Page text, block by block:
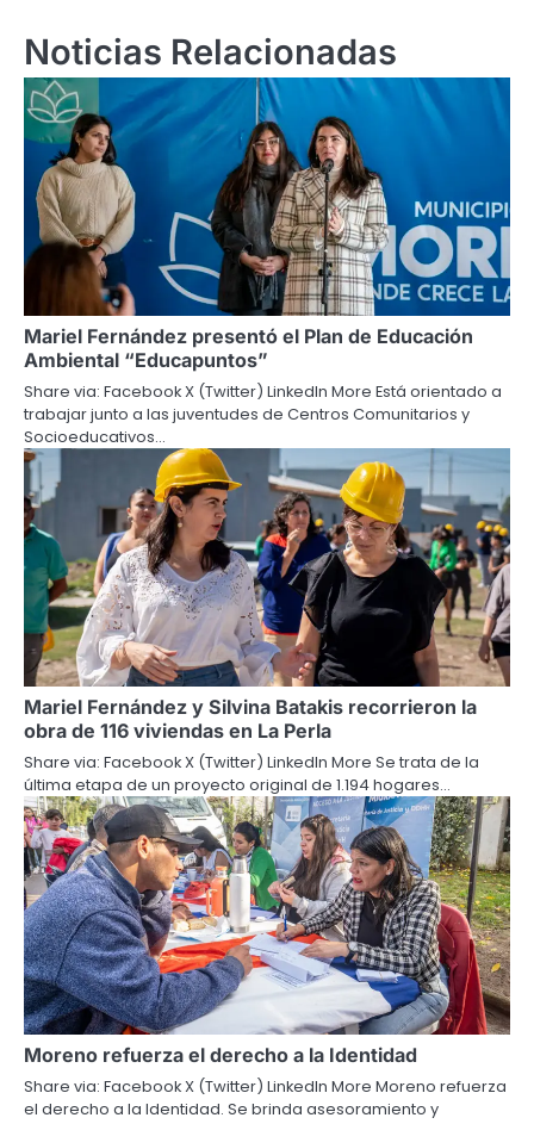
Noticias Relacionadas
Mariel Fernández presentó el Plan de Educación
Ambiental “Educapuntos”
Share via: Facebook X (Twitter) LinkedIn More Está orientado a
trabajar junto a las juventudes de Centros Comunitarios y
Socioeducativos…
Mariel Fernández y Silvina Batakis recorrieron la
obra de 116 viviendas en La Perla
Share via: Facebook X (Twitter) LinkedIn More Se trata de la
última etapa de un proyecto original de 1.194 hogares…
Moreno refuerza el derecho a la Identidad
Share via: Facebook X (Twitter) LinkedIn More Moreno refuerza
el derecho a la Identidad. Se brinda asesoramiento y